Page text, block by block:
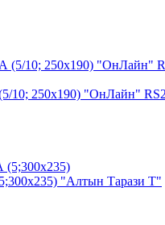
10; 250х190) "ОнЛайн"
"Алтын Тарази Т"